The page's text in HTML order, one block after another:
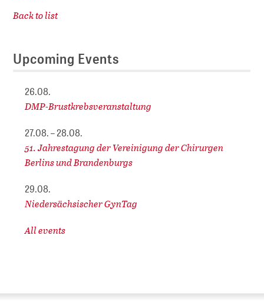
Back to list
Upcoming Events
26.08.
DMP-Brustkrebsveranstaltung
27.08. – 28.08.
51. Jahrestagung der Vereinigung der Chirurgen
Berlins und Brandenburgs
29.08.
Niedersächsischer GynTag
All events